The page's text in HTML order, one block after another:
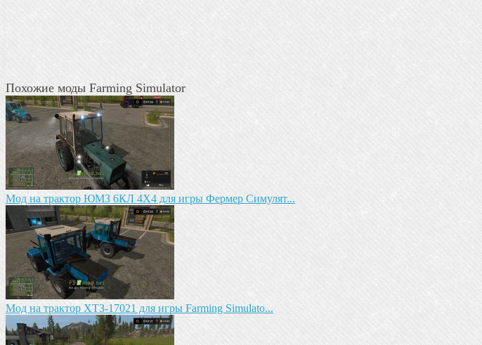
Похожие моды Farming Simulator
Мод на трактор ЮМЗ 6КЛ 4X4 для игры Фермер Симулят...
Mод на трактор ХТЗ-17021 для игры Farming Simulato...